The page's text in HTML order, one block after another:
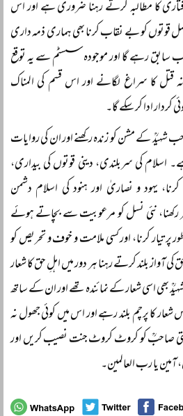
کا مطالبہ کرتے رہنا ضروری ہے اور اس
قوتوں کو بے نقاب کرنا بھی ہماری ذمہ داری
سابق رہے گا اور موجودہ سسٹم سے یہ توقع
قتل کا سراغ لگانے اور اس قسم کی المناک
ادا کر سکے گا۔
کے مشن کو زندہ رکھنے اور ان کی روایات
اسلام کی سربلندی، دینی قوتوں کی بیداری،
یہود و نصاریٰ اور ہنود کی اسلام دشمن
رکھنا، نئی نسل کو مرعوبیت سے بچاتے ہوئے
تیار کرنا، اور کسی ملامت و خوف و تحریص کو
آواز بلند کرتے رہنا ہر دور میں اہلِ حق کا شعار
بھی اسی شعار کے نمائندہ تھے اور ان کے ساتھ
شعار کا پرچم بلند رہے اور اس میں کوئی جھول نہ
صاحبؒ کو کروٹ کروٹ جنت نصیب کریں اور
یا رب العالمین۔